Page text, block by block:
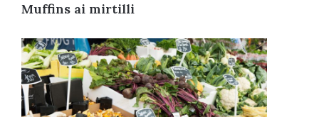
Muffins ai mirtilli